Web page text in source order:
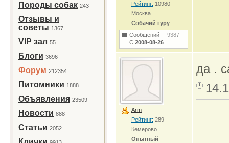
Породы собак 243
Отзывы и
советы 1367
VIP зал 55
Блоги 3696
Форум 212354
Питомники 1888
Объявления 23509
Новости 888
Статьи 2052
Рейтинг: 10980
Москва
Собачий гуру
Сообщений 9387
С 2008-08-26
Arm
Рейтинг: 289
Кемерово
Опытный
да .